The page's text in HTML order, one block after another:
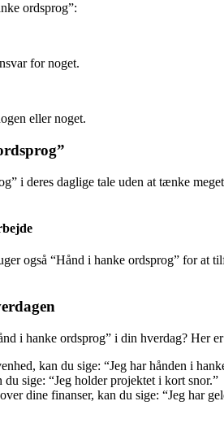
ordsprog”:
for noget.
eller noget.
i deres daglige tale uden at tænke
også “Hånd i hanke ordsprog” for at
i hanke ordsprog” i din hverdag? Her
kan du sige: “Jeg har hånden i
sige: “Jeg holder projektet i kort snor.”
dine finanser, kan du sige: “Jeg har